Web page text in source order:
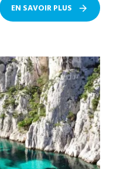
EN SAVOIR PLUS